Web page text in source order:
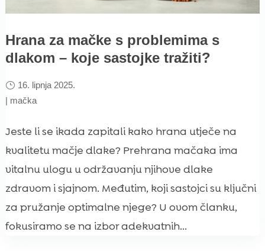
Hrana za mačke s problemima s
dlakom – koje sastojke tražiti?
16. lipnja 2025.
| mačka
Jeste li se ikada zapitali kako hrana utječe na
kvalitetu mačje dlake? Prehrana mačaka ima
vitalnu ulogu u održavanju njihove dlake
zdravom i sjajnom. Međutim, koji sastojci su ključni
za pružanje optimalne njege? U ovom članku,
fokusiramo se na izbor adekvatnih...